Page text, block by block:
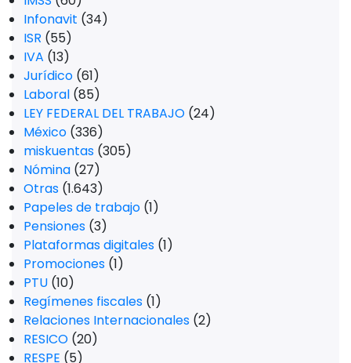
Infonavit (34)
ISR (55)
IVA (13)
Jurídico (61)
Laboral (85)
LEY FEDERAL DEL TRABAJO (24)
México (336)
miskuentas (305)
Nómina (27)
Otras (1.643)
Papeles de trabajo (1)
Pensiones (3)
Plataformas digitales (1)
Promociones (1)
PTU (10)
Regímenes fiscales (1)
Relaciones Internacionales (2)
RESICO (20)
RESPE (5)